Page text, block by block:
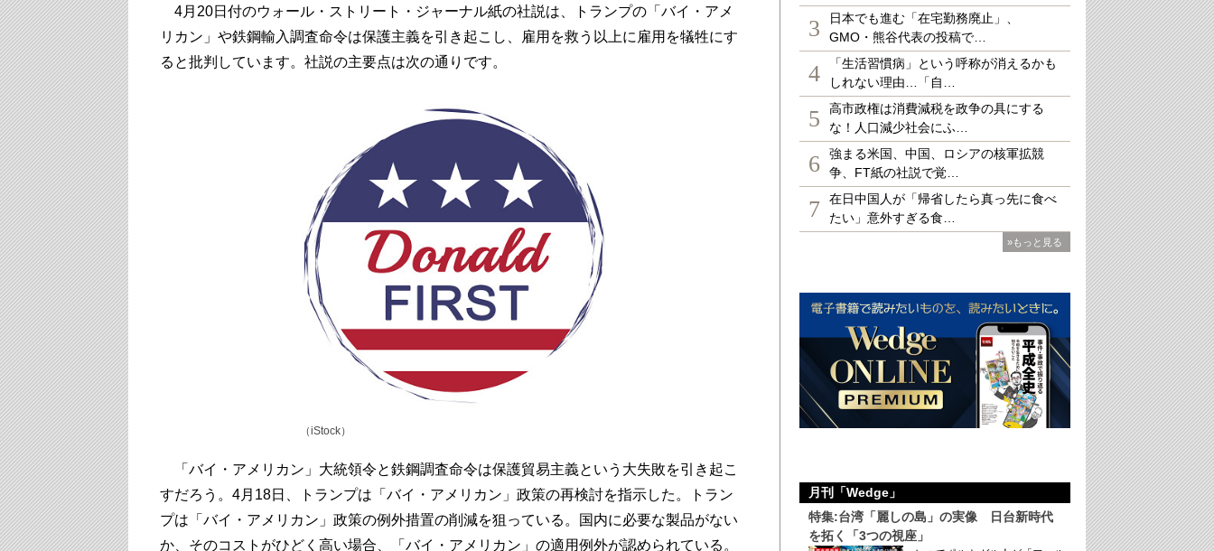
4月20日付のウォール・ストリート・ジャーナル紙の社説は、トランプの「バイ・アメ
リカン」や鉄鋼輸入調査命令は保護主義を引き起こし、雇用を救う以上に雇用を犠牲にす
ると批判しています。社説の主要点は次の通りです。
（iStock）
「バイ・アメリカン」大統領令と鉄鋼調査命令は保護貿易主義という大失敗を引き起こ
すだろう。4月18日、トランプは「バイ・アメリカン」政策の再検討を指示した。トラン
プは「バイ・アメリカン」政策の例外措置の削減を狙っている。国内に必要な製品がない
か、そのコストがひどく高い場合、「バイ・アメリカン」の適用例外が認められている。
3
日本でも進む「在宅勤務廃止」、
GMO・熊谷代表の投稿で…
4
「生活習慣病」という呼称が消えるかも
しれない理由…「自…
5
高市政権は消費減税を政争の具にする
な！人口減少社会にふ…
6
強まる米国、中国、ロシアの核軍拡競
争、FT紙の社説で覚…
7
在日中国人が「帰省したら真っ先に食べ
たい」意外すぎる食…
»もっと見る
月刊「Wedge」
特集:台湾「麗しの島」の実像 日台新時代
を拓く「3つの視座」